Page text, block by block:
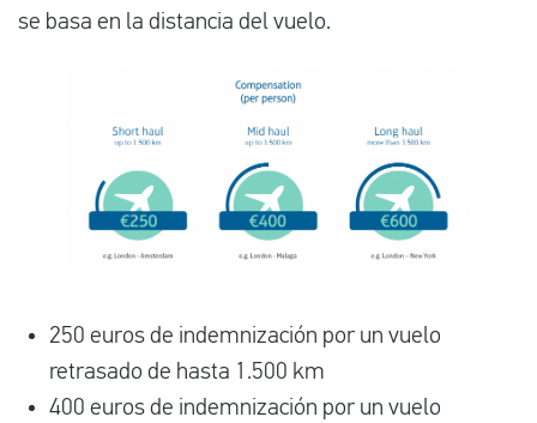
se basa en la distancia del vuelo.
250 euros de indemnización por un vuelo
retrasado de hasta 1.500 km
400 euros de indemnización por un vuelo